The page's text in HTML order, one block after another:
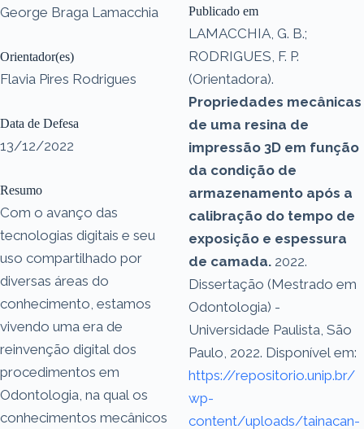
George Braga Lamacchia
Orientador(es)
Flavia Pires Rodrigues
Data de Defesa
13/12/2022
Resumo
Com o avanço das
tecnologias digitais e seu
uso compartilhado por
diversas áreas do
conhecimento, estamos
vivendo uma era de
reinvenção digital dos
procedimentos em
Odontologia, na qual os
conhecimentos mecânicos
Publicado em
LAMACCHIA, G. B.;
RODRIGUES, F. P.
(Orientadora).
Propriedades mecânicas
de uma resina de
impressão 3D em função
da condição de
armazenamento após a
calibração do tempo de
exposição e espessura
de camada. 2022.
Dissertação (Mestrado em
Odontologia) -
Universidade Paulista, São
Paulo, 2022. Disponível em:
https://repositorio.unip.br/
wp-
content/uploads/tainacan-